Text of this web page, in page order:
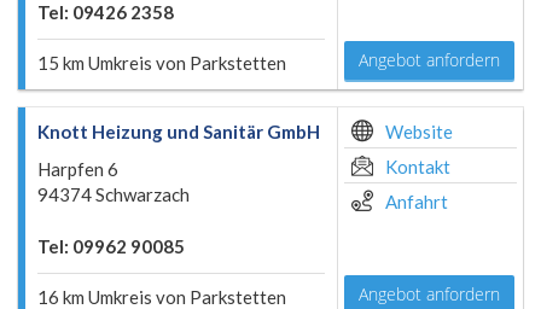
Tel: 09426 2358
15 km Umkreis von Parkstetten Angebot anfordern
Knott Heizung und Sanitär GmbH
Harpfen 6
94374 Schwarzach
Tel: 09962 90085
16 km Umkreis von Parkstetten
Website
Kontakt
Anfahrt
Angebot anfordern